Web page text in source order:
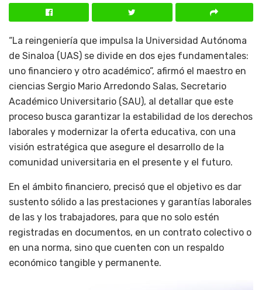
“La reingeniería que impulsa la Universidad Autónoma
de Sinaloa (UAS) se divide en dos ejes fundamentales:
uno financiero y otro académico”, afirmó el maestro en
ciencias Sergio Mario Arredondo Salas, Secretario
Académico Universitario (SAU), al detallar que este
proceso busca garantizar la estabilidad de los derechos
laborales y modernizar la oferta educativa, con una
visión estratégica que asegure el desarrollo de la
comunidad universitaria en el presente y el futuro.
En el ámbito financiero, precisó que el objetivo es dar
sustento sólido a las prestaciones y garantías laborales
de las y los trabajadores, para que no solo estén
registradas en documentos, en un contrato colectivo o
en una norma, sino que cuenten con un respaldo
económico tangible y permanente.